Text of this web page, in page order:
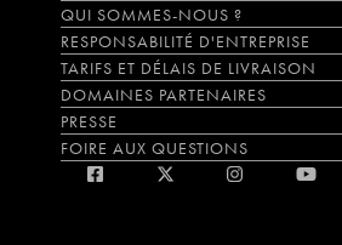
QUI SOMMES-NOUS ?
RESPONSABILITÉ D'ENTREPRISE
TARIFS ET DÉLAIS DE LIVRAISON
DOMAINES PARTENAIRES
PRESSE
FOIRE AUX QUESTIONS